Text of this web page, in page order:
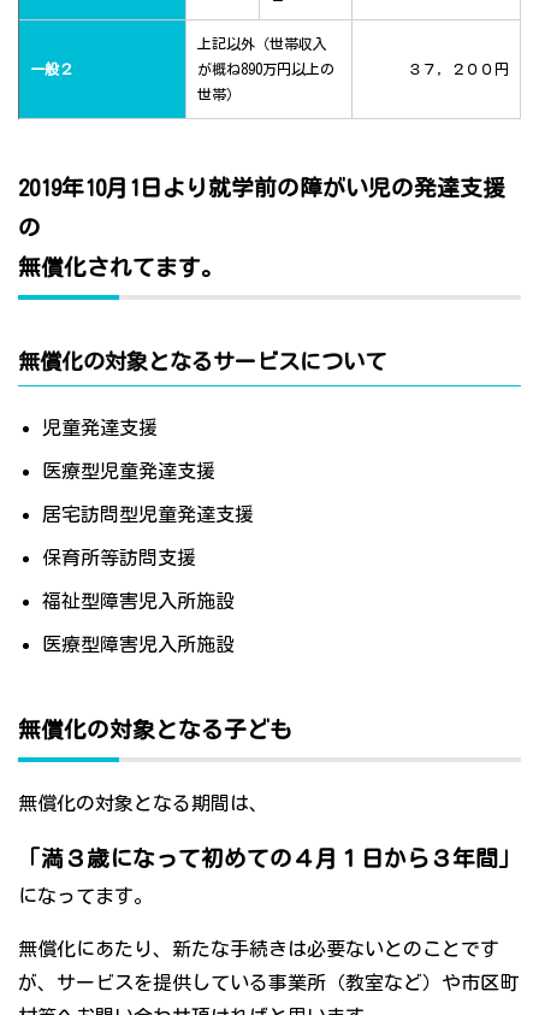
一般２
上記以外（世帯収入
が概ね890万円以上の
世帯）
３７，２００円
2019年10月1日より就学前の障がい児の発達支援
の
無償化されてます。
無償化の対象となるサービスについて
児童発達支援
医療型児童発達支援
居宅訪問型児童発達支援
保育所等訪問支援
福祉型障害児入所施設
医療型障害児入所施設
無償化の対象となる子ども
無償化の対象となる期間は、
「満３歳になって初めての４月１日から３年間」
になってます。
無償化にあたり、新たな手続きは必要ないとのことです
が、サービスを提供している事業所（教室など）や市区町